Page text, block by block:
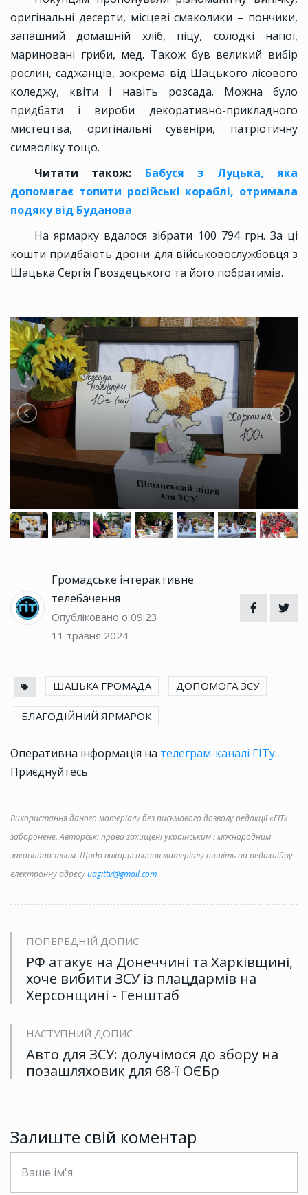
оригінальні десерти, місцеві смаколики – пончики,
запашний домашній хліб, піцу, солодкі напої,
мариновані гриби, мед. Також був великий вибір
рослин, саджанців, зокрема від Шацького лісового
коледжу, квіти і навіть розсада. Можна було
придбати і вироби декоративно-прикладного
мистецтва, оригінальні сувеніри, патріотичну
символіку тощо.
Читати також: Бабуся з Луцька, яка
допомагає топити російські кораблі, отримала
подяку від Буданова
На ярмарку вдалося зібрати 100 794 грн. За ці
кошти придбають дрони для військовослужбовця з
Шацька Сергія Гвоздецького та його побратимів.
Громадське інтерактивне
телебачення
Опубліковано о 09:23
11 травня 2024
ШАЦЬКА ГРОМАДА ДОПОМОГА ЗСУ
БЛАГОДІЙНИЙ ЯРМАРОК
Оперативна інформація на телеграм-каналі ГІТу.
Приєднуйтесь
Використання даного матеріалу без письмового дозволу редакції «ГІТ»
заборонене. Авторські права захищені українським і міжнародним
законодавством. Щодо використання матеріалу пишіть на редакційну
електронну адресуuagittv@gmail.com
ПОПЕРЕДНІЙ ДОПИС
РФ атакує на Донеччині та Харківщині,
хоче вибити ЗСУ із плацдармів на
Херсонщині - Генштаб
НАСТУПНИЙ ДОПИС
Авто для ЗСУ: долучімося до збору на
позашляховик для 68-ї ОЄБр
Залиште свій коментар